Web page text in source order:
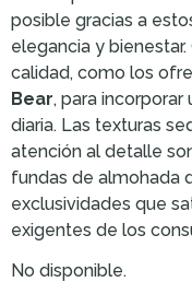
posible gracias a
elegancia y
calidad, como los
Bear, para
diaria. Las texturas
atención al detalle
fundas de almohada
exclusividades que
exigentes de los
No disponible.